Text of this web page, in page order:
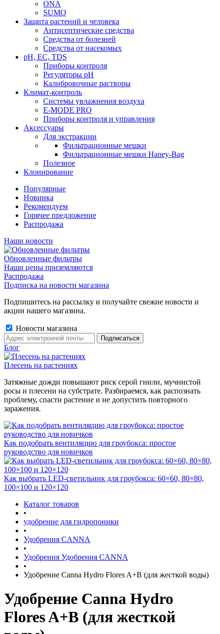
ONA
SUMO
Защита растений и человека
Антисептические средства
Средства от болезней
Средства от насекомых
pH, EC, TDS
Приборы контроля
Регуляторы pH
Калибровочные растворы
Климат-контроль
Системы увлажнения воздуха
E-MODE PRO
Приборы контроля и управления
Аксессуары
Для экстракции
Фильтрационные мешки
Фильтрационные мешки Haney-Bag
Полезное
Клонирование
Популярные
Новинка
Рекомендуем
Горячее предложение
Распродажа
Наши новости
Обновленные фильтры
Наши цены приземляются
Распродажа
Подписка на новости магазина
Подпишитесь на рассылку и получайте свежие новости и
акции нашего магазина.
Новости магазина
Блог
Плесень на растениях
Затяжные дожди повышают риск серой гнили, мучнистой
росы и плесени на субстрате. Разбираемся, как распознать
проблему, спасти растение и не допустить повторного
заражения.
Как подобрать вентиляцию для гроубокса: простое
руководство для новичков
Как выбрать LED-светильник для гроубокса: 60×60, 80×80,
100×100 и 120×120
Каталог товаров
•
удобрение для гидропоники
•
Удобрения CANNA
•
Удобрения Удобрения CANNA
•
Удобрение Canna Hydro Flores A+B (для жесткой воды)
Удобрение Canna Hydro
Flores A+B (для жесткой